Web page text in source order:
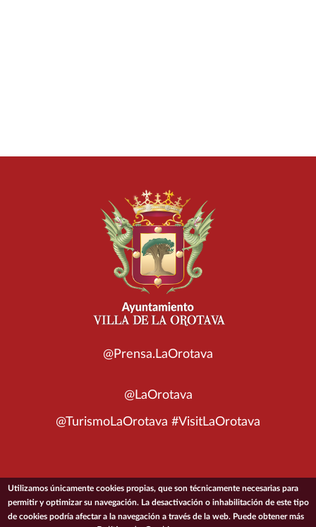
@Prensa.LaOrotava
@LaOrotava
@TurismoLaOrotava #VisitLaOrotava
© 2026 Ayuntamiento de la Villa de La Orotava
Utilizamos únicamente cookies propias, que son técnicamente necesarias para
permitir y optimizar su navegación. La desactivación o inhabilitación de este tipo
de cookies podría afectar a la navegación a través de la web. Puede obtener más